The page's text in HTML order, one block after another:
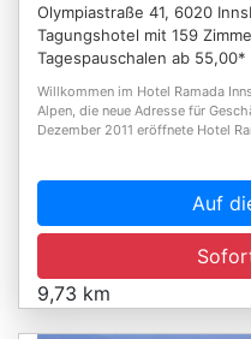
Olympiastraße 41, 6020
Tagungshotel mit 159
Tagespauschalen ab 55,00*
Willkommen im Hotel Ramada
Alpen, die neue Adresse für
Dezember 2011 eröffnete Hotel
Auf
9,73 km